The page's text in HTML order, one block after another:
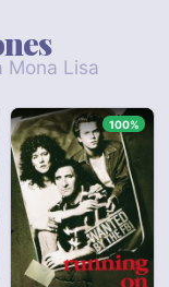
Mona Lisa
100%